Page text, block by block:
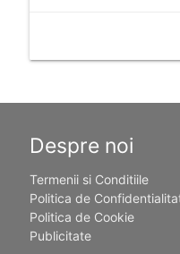
Despre noi
Termenii si Conditiile
Politica de
Politica de Cookie
Publicitate